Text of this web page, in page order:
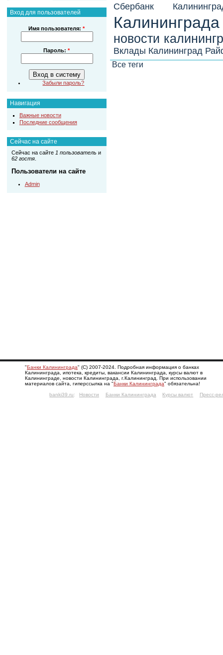
Вход для пользователей
Имя пользователя:*
Пароль:*
Забыли пароль?
Навигация
Важные новости
Последние сообщения
Сейчас на сайте
Сейчас на сайте 1 пользователь и
62 гостя.
Пользователи на сайте
Admin
Сбербанк
Калининграда
новости
Вклады Калининград
Все теги
"Банки Калининграда" (С) 2007-2024. Подробная информация о банках
Калининграда, ипотека, кредиты, вакансии Калининграда, курсы валют в
Калининграде, новости Калининграда, г.Калининград. При использовании
материалов сайта, гиперссылка на "Банки Калининграда" обязательна!
banki39.ru: Новости Банки Калининграда Курсы валют Пресс-